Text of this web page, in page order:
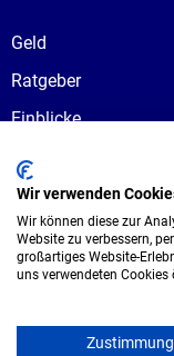
Geld
Ratgeber
Einblicke
Ausbildungswege
Berufswahl
Wir verwenden
Wir können diese zur
Website zu verbessern,
großartiges Website-
uns verwendeten
Zustimmung